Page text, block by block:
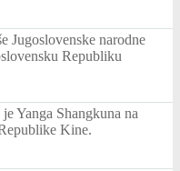
Jugoslovenske narodne
Republiku
Yanga Shangkuna na
Kine.